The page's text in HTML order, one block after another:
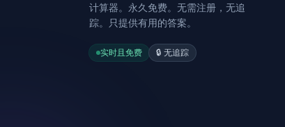
计算器。永久免费。无需注册，无追
踪。只提供有用的答案。
实时且免费 🔒 无追踪